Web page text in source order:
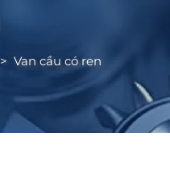
> Van cầu có ren